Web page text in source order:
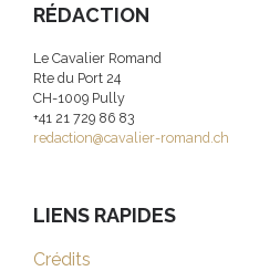
RÉDACTION
Le Cavalier Romand
Rte du Port 24
CH-1009 Pully
+41 21 729 86 83
redaction@cavalier-romand.ch
LIENS RAPIDES
Crédits